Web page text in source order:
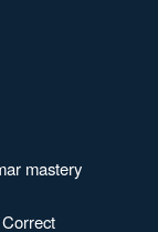
mastery